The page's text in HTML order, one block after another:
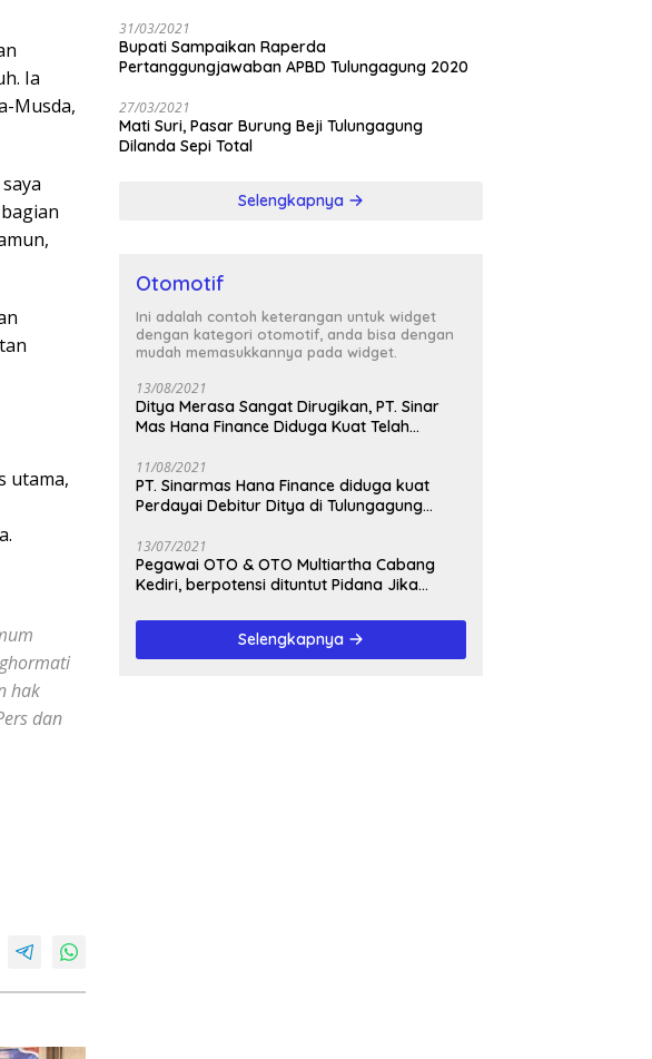
Ia
Musda,
utama,
hak
dan
31/03/2021
Bupati Sampaikan Raperda
Pertanggungjawaban APBD Tulungagung 2020
27/03/2021
Mati Suri, Pasar Burung Beji Tulungagung
Dilanda Sepi Total
Selengkapnya
Otomotif
Ini adalah contoh keterangan untuk widget
dengan kategori otomotif, anda bisa dengan
mudah memasukkannya pada widget.
13/08/2021
Ditya Merasa Sangat Dirugikan, PT. Sinar
Mas Hana Finance Diduga Kuat Telah
11/08/2021
PT. Sinarmas Hana Finance diduga kuat
Perdayai Debitur Ditya di Tulungagung
13/07/2021
Pegawai OTO & OTO Multiartha Cabang
Kediri, berpotensi dituntut Pidana Jika
Selengkapnya